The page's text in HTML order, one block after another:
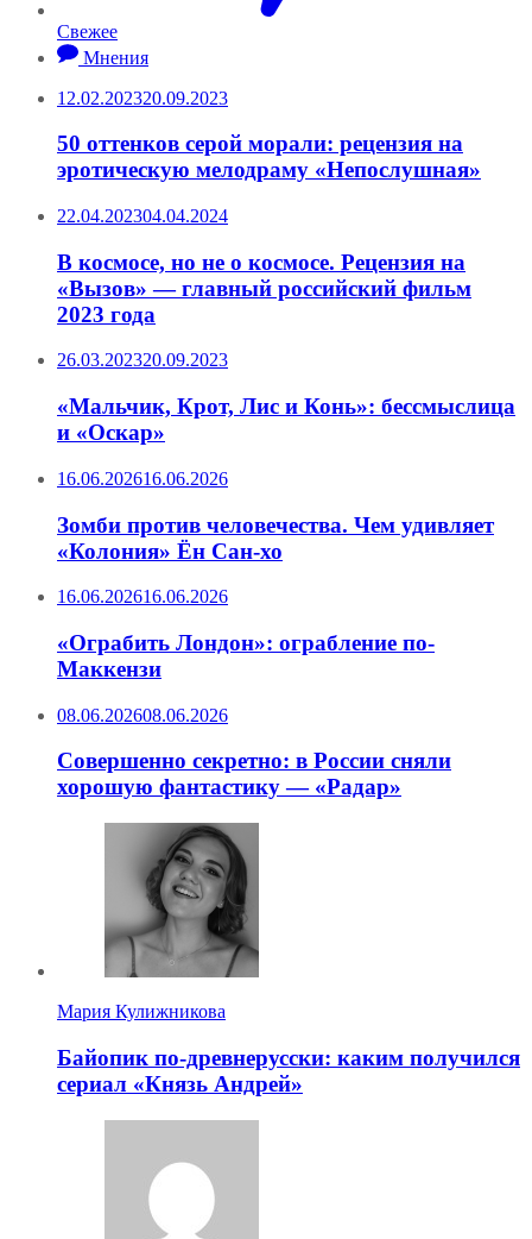
Свежее
Мнения
12.02.202320.09.2023
50 оттенков серой морали: рецензия на
эротическую мелодраму «Непослушная»
22.04.202304.04.2024
В космосе, но не о космосе. Рецензия на
«Вызов» — главный российский фильм
2023 года
26.03.202320.09.2023
«Мальчик, Крот, Лис и Конь»: бессмыслица
и «Оскар»
16.06.202616.06.2026
Зомби против человечества. Чем удивляет
«Колония» Ён Сан-хо
16.06.202616.06.2026
«Ограбить Лондон»: ограбление по-
Маккензи
08.06.202608.06.2026
Совершенно секретно: в России сняли
хорошую фантастику — «Радар»
Мария Кулижникова
Байопик по-древнерусски: каким получился
сериал «Князь Андрей»